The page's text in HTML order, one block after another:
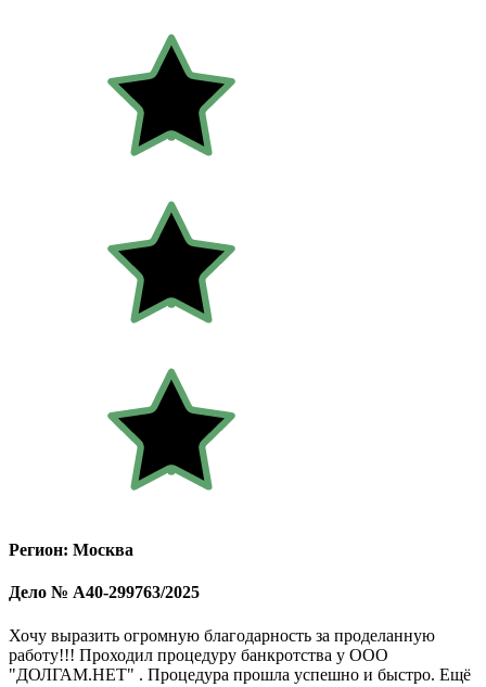
Регион: Москва
Дело № А40-299763/2025
Хочу выразить огромную благодарность за проделанную
работу!!! Проходил процедуру банкротства у ООО
"ДОЛГАМ.НЕТ" . Процедура прошла успешно и быстро. Ещё